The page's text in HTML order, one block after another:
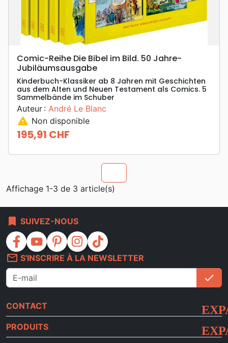
Comic-Reihe Die Bibel im Bild. 50 Jahre-
Jubiläumsausgabe
Kinderbuch-Klassiker ab 8 Jahren mit Geschichten
aus dem Alten und Neuen Testament als Comics. 5
Sammelbände im Schuber
Auteur : André Le Blanc
warning Non disponible
Prix
195,91 CHF
Affichage 1-3 de 3 article(s)
bookmark SUIVEZ-NOUS
facebook youtube pinterest instagram
tiktok
mail_outline S'INSCRIRE À LA NEWSLETTER
check
CONTACT
PRODUITS